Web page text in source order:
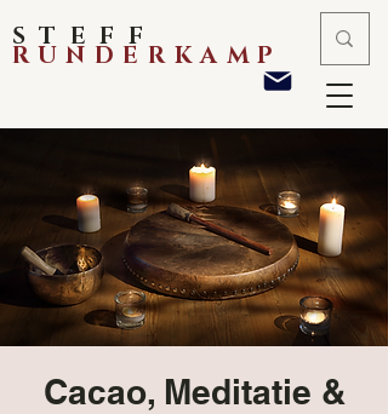
STEFF
RUNDERKAMP
Cacao, Meditatie &